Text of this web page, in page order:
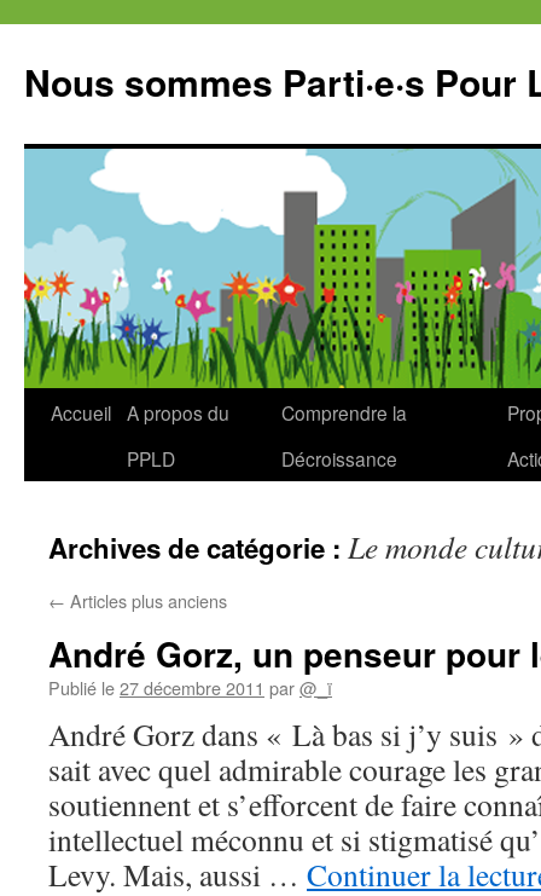
contenu
Nous sommes Parti·e·s
Accueil A propos du
PPLD
Comprendre la
Décroissance
Archives de catégorie : Le monde
← Articles plus anciens
André Gorz, un penseur pour
Publié le27 décembre 2011 par@_ï
André Gorz dans « Là bas si j’y suis »
sait avec quel admirable courage les
soutiennent et s’efforcent de faire
intellectuel méconnu et si stigmatisé
Levy. Mais, aussi … Continuer la